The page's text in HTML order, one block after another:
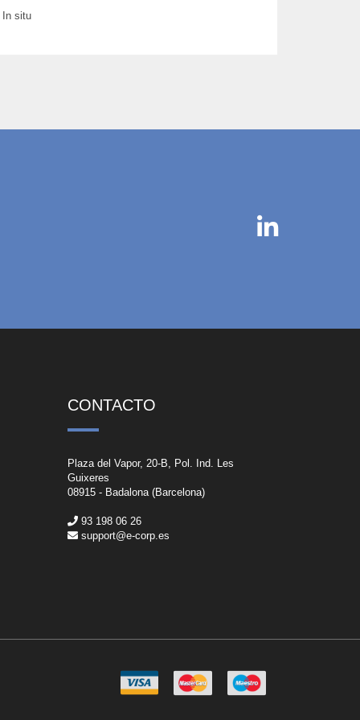
In situ
CONTACTO
Plaza del Vapor, 20-B, Pol. Ind. Les
Guixeres
08915 - Badalona (Barcelona)
93 198 06 26
support@e-corp.es